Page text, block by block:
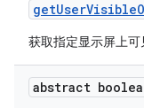
getUserVisible
获取指定显示屏上可
abstract